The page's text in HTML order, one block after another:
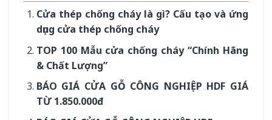
Cửa thép chống cháy là gì? Cấu tạo và ứng
dụng cửa thép chống cháy
TOP 100 Mẫu cửa chống cháy “Chính Hãng
& Chất Lượng”
BÁO GIÁ CỬA GỖ CÔNG NGHIỆP HDF GIÁ
TỪ 1.850.000đ